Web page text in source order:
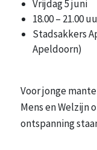
Vrijdag 5 juni
18.00 – 21.00
Stadsakkers
Apeldoorn)
Voor jonge
Mens en Welzijn
ontspanning